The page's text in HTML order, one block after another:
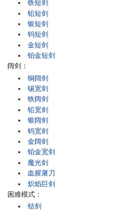
铁短剑
铅短剑
银短剑
钨短剑
金短剑
铂金短剑
阔剑：
铜阔剑
锡宽剑
铁阔剑
铅宽剑
银阔剑
钨宽剑
金阔剑
铂金宽剑
魔光剑
血腥屠刀
炽焰巨剑
困难模式：
钴剑